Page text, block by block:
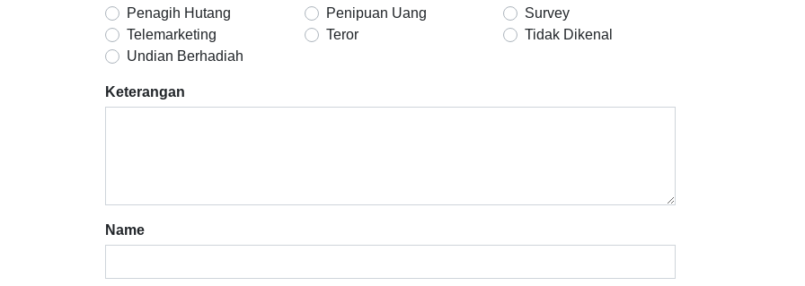
Penagih Hutang
Penipuan Uang
Survey
Telemarketing
Teror
Tidak Dikenal
Undian Berhadiah
Keterangan
Name